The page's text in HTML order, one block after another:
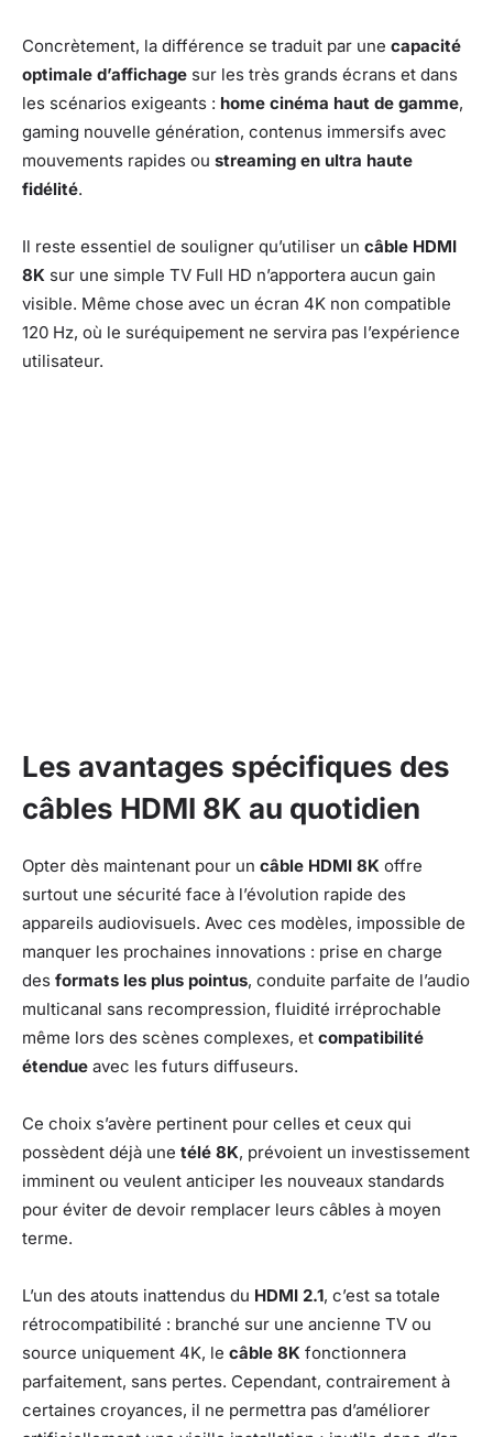
Concrètement, la différence se traduit par une capacité
optimale d’affichage sur les très grands écrans et dans
les scénarios exigeants : home cinéma haut de gamme,
gaming nouvelle génération, contenus immersifs avec
mouvements rapides ou streaming en ultra haute
fidélité.
Il reste essentiel de souligner qu’utiliser un câble HDMI
8K sur une simple TV Full HD n’apportera aucun gain
visible. Même chose avec un écran 4K non compatible
120 Hz, où le suréquipement ne servira pas l’expérience
utilisateur.
Les avantages spécifiques des
câbles HDMI 8K au quotidien
Opter dès maintenant pour un câble HDMI 8K offre
surtout une sécurité face à l’évolution rapide des
appareils audiovisuels. Avec ces modèles, impossible de
manquer les prochaines innovations : prise en charge
des formats les plus pointus, conduite parfaite de l’audio
multicanal sans recompression, fluidité irréprochable
même lors des scènes complexes, et compatibilité
étendue avec les futurs diffuseurs.
Ce choix s’avère pertinent pour celles et ceux qui
possèdent déjà une télé 8K, prévoient un investissement
imminent ou veulent anticiper les nouveaux standards
pour éviter de devoir remplacer leurs câbles à moyen
terme.
L’un des atouts inattendus du HDMI 2.1, c’est sa totale
rétrocompatibilité : branché sur une ancienne TV ou
source uniquement 4K, le câble 8K fonctionnera
parfaitement, sans pertes. Cependant, contrairement à
certaines croyances, il ne permettra pas d’améliorer